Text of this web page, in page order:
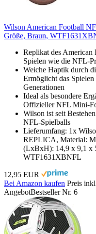
Wilson American Football
Größe, Braun,
Replikat des
Spielen wie die NFL-
Weiche Haptik durch
Ermöglicht das
Generationen
Ideal als besondere
Offizieller NFL Mini-
Wilson ist seit
NFL-Spielballs
Lieferumfang: 1x
REPLICA, Material:
(LxBxH): 14,9 x 9,1 x
WTF1631XBNFL
12,95 EUR
Bei Amazon kaufen Preis
AngebotBestseller Nr. 6